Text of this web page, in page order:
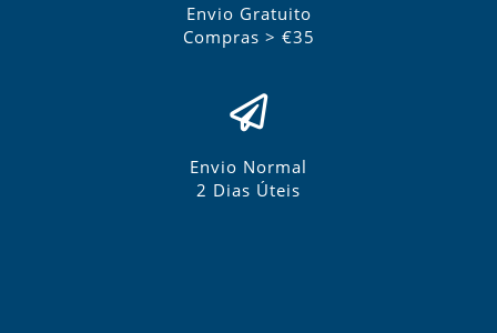
Envio Gratuito
Compras > €35
Envio Normal
2 Dias Úteis